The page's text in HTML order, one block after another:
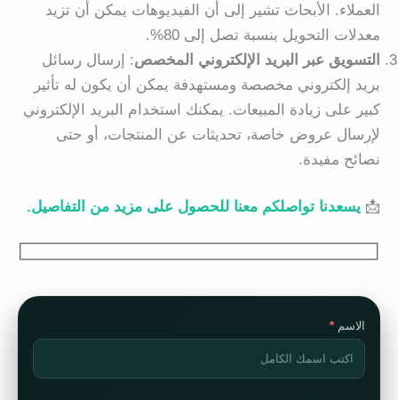
العملاء. الأبحاث تشير إلى أن الفيديوهات يمكن أن تزيد
معدلات التحويل بنسبة تصل إلى 80%.
التسويق عبر البريد الإلكتروني المخصص: إرسال رسائل
بريد إلكتروني مخصصة ومستهدفة يمكن أن يكون له تأثير
كبير على زيادة المبيعات. يمكنك استخدام البريد الإلكتروني
لإرسال عروض خاصة، تحديثات عن المنتجات، أو حتى
نصائح مفيدة.
📩 يسعدنا تواصلكم معنا للحصول على مزيد من التفاصيل.
الاسم